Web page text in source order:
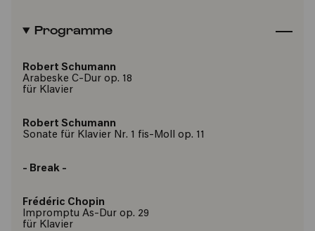
Programme
Robert Schumann
Arabeske C-Dur op. 18
für Klavier
Robert Schumann
Sonate für Klavier Nr. 1 fis-Moll op. 11
- Break -
Frédéric Chopin
Impromptu As-Dur op. 29
für Klavier